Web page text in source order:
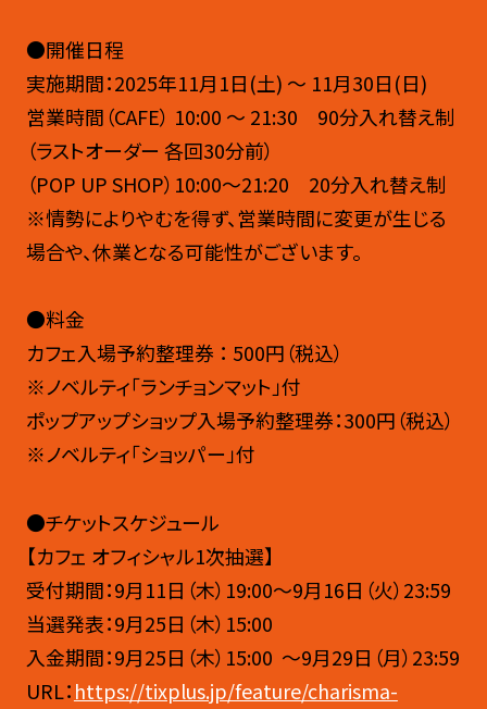
●開催日程
実施期間：2025年11月1日(土) 〜 11月30日(日)
営業時間（CAFE） 10:00 〜 21:30 90分入れ替え制
（ラストオーダー 各回30分前）
（POP UP SHOP）10:00～21:20 20分入れ替え制
※情勢によりやむを得ず、営業時間に変更が生じる
場合や、休業となる可能性がございます。
●料金
カフェ入場予約整理券 ： 500円（税込）
※ノベルティ「ランチョンマット」付
ポップアップショップ入場予約整理券：300円（税込）
※ノベルティ「ショッパー」付
●チケットスケジュール
【カフェ オフィシャル1次抽選】
受付期間：9月11日（木）19:00〜9月16日（火）23:59
当選発表：9月25日（木）15:00
入金期間：9月25日（木）15:00 ～9月29日（月）23:59
URL：https://tixplus.jp/feature/charisma-